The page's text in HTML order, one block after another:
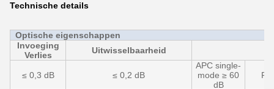
Technische details
Optische eigenschappen
Invoeging
Verlies
Uitwisselbaarheid
≤ 0,3 dB ≤ 0,2 dB
APC single-
mode ≥ 60
dB